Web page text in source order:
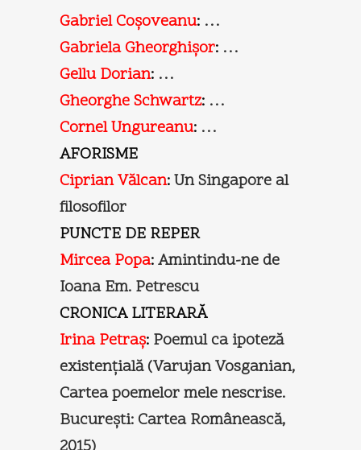
Gabriel Coşoveanu: …
Gabriela Gheorghişor: …
Gellu Dorian: …
Gheorghe Schwartz: …
Cornel Ungureanu: …
AFORISME
Ciprian Vălcan:Un Singapore al
filosofilor
PUNCTE DE REPER
Mircea Popa:Amintindu-ne de
Ioana Em. Petrescu
CRONICA LITERARĂ
Irina Petraş: Poemul ca ipoteză
existenţială (Varujan Vosganian,
Cartea poemelor mele nescrise.
Bucureşti: Cartea Românească,